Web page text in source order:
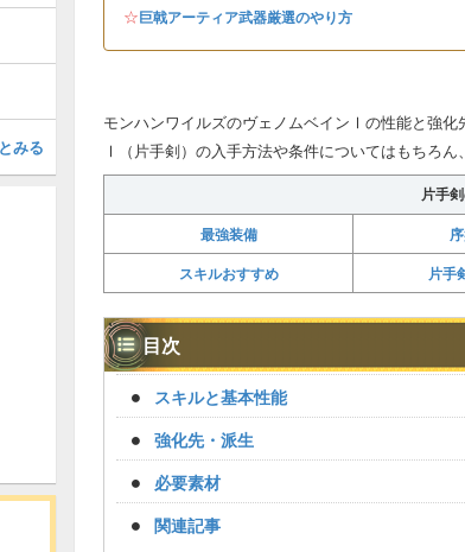
☆巨戟アーティア武器厳選のやり方
モンハンワイルズのヴェノムベインⅠの性能と強
Ⅰ（片手剣）の入手方法や条件についてはもちろん
片手
最強装備
スキルおすすめ
片手
目次
スキルと基本性能
強化先・派生
必要素材
関連記事
みる